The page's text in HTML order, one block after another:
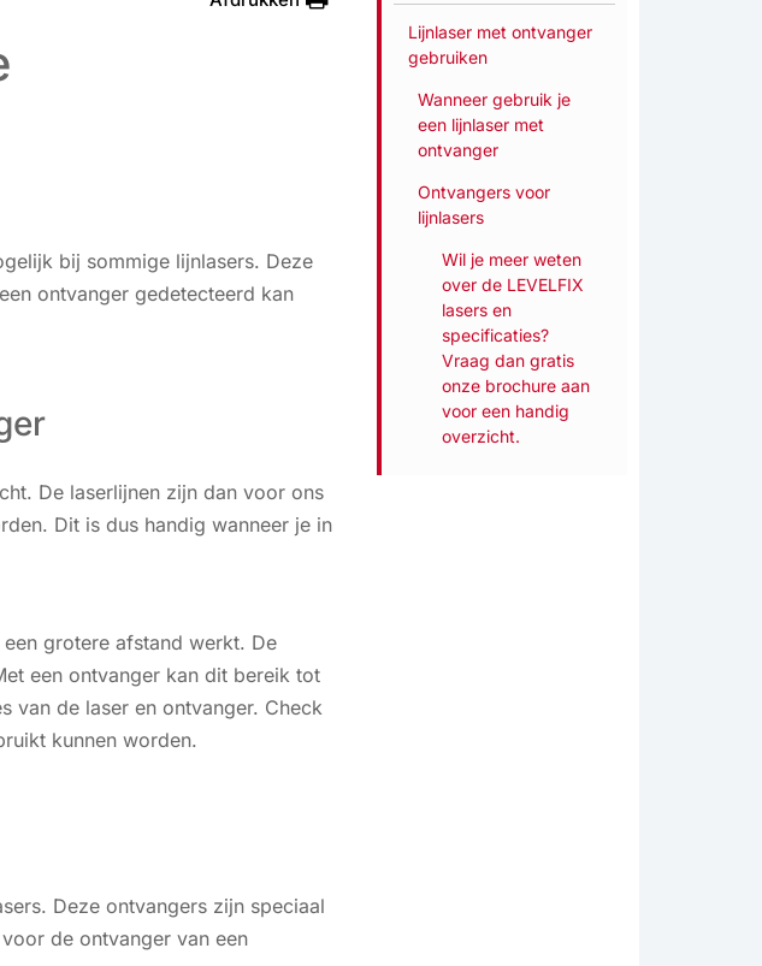
bij sommige lijnlasers. Deze
ontvanger gedetecteerd kan
De laserlijnen zijn dan voor ons
Dit is dus handig wanneer je in
grotere afstand werkt. De
een ontvanger kan dit bereik tot
van de laser en ontvanger. Check
kunnen worden.
Deze ontvangers zijn speciaal
de ontvanger van een
Lijnlaser met ontvanger
gebruiken
Wanneer gebruik je
een lijnlaser met
ontvanger
Ontvangers voor
lijnlasers
Wil je meer weten
over de LEVELFIX
lasers en
specificaties?
Vraag dan gratis
onze brochure aan
voor een handig
overzicht.